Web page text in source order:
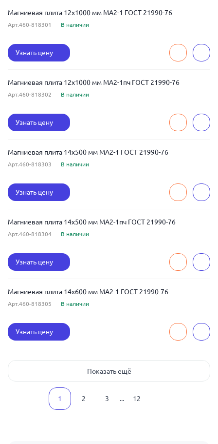
Магниевая плита 12x1000 мм МА2-1 ГОСТ 21990-76
Арт.460-818301 В наличии
Узнать цену
Магниевая плита 12x1000 мм МА2-1пч ГОСТ 21990-76
Арт.460-818302 В наличии
Узнать цену
Магниевая плита 14x500 мм МА2-1 ГОСТ 21990-76
Арт.460-818303 В наличии
Узнать цену
Магниевая плита 14x500 мм МА2-1пч ГОСТ 21990-76
Арт.460-818304 В наличии
Узнать цену
Магниевая плита 14x600 мм МА2-1 ГОСТ 21990-76
Арт.460-818305 В наличии
Узнать цену
Показать ещё
1 2 3 ... 12